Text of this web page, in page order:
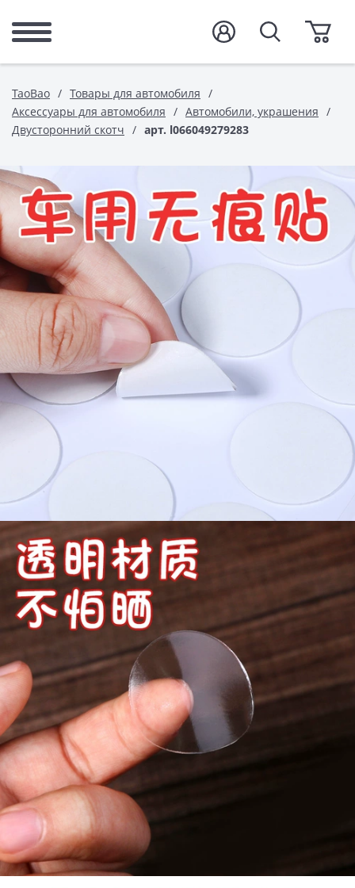
TaoBao
Товары для автомобиля
Аксессуары для автомобиля
Автомобили, украшения
Двусторонний скотч
арт. l066049279283